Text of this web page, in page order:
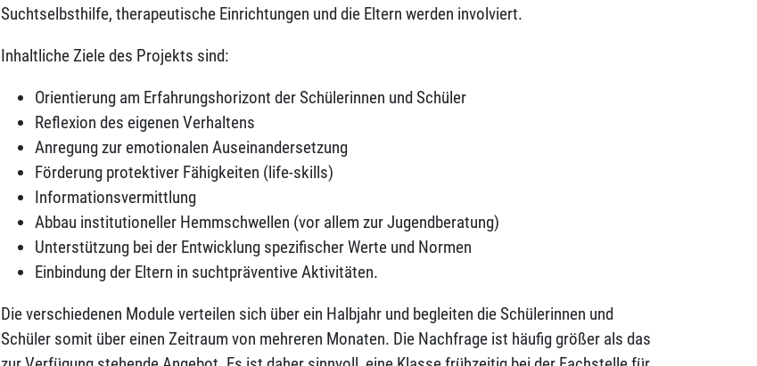
Suchtselbsthilfe, therapeutische Einrichtungen und die Eltern werden involviert.
Inhaltliche Ziele des Projekts sind:
Orientierung am Erfahrungshorizont der Schülerinnen und Schüler
Reflexion des eigenen Verhaltens
Anregung zur emotionalen Auseinandersetzung
Förderung protektiver Fähigkeiten (life-skills)
Informationsvermittlung
Abbau institutioneller Hemmschwellen (vor allem zur Jugendberatung)
Unterstützung bei der Entwicklung spezifischer Werte und Normen
Einbindung der Eltern in suchtpräventive Aktivitäten.
Die verschiedenen Module verteilen sich über ein Halbjahr und begleiten die Schülerinnen und
Schüler somit über einen Zeitraum von mehreren Monaten. Die Nachfrage ist häufig größer als das